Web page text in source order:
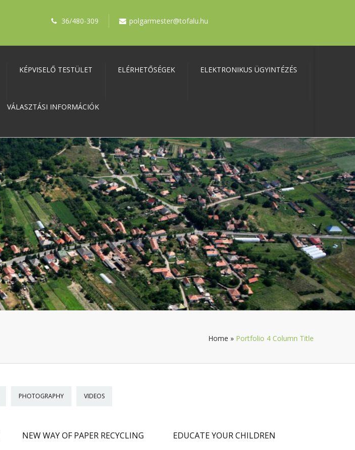
36/480-309 polgarmester@tofalu.hu
KÉPVISELŐ TESTÜLET ELÉRHETŐSÉGEK ELEKTRONIKUS ÜGYINTÉZÉS
VÁLASZTÁSI INFORMÁCIÓK
Home » Portfolio 4 Column Title
PHOTOGRAPHY VIDEOS
NEW WAY OF PAPER RECYCLING EDUCATE YOUR CHILDREN